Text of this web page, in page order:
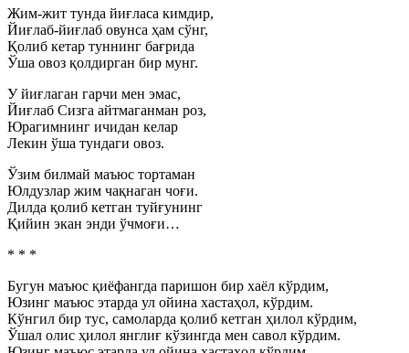
Жим-жит тунда йиғласа кимдир,
Йиғлаб-йиғлаб овунса ҳам сўнг,
Қолиб кетар туннинг бағрида
Ўша овоз қолдирган бир мунг.
У йиғлаган гарчи мен эмас,
Йиғлаб Сизга айтмаганман роз,
Юрагимнинг ичидан келар
Лекин ўша тундаги овоз.
Ўзим билмай маъюс тортаман
Юлдузлар жим чақнаган чоғи.
Дилда қолиб кетган туйғунинг
Қийин экан энди ўчмоғи…
* * *
Бугун маъюс қиёфангда паришон бир хаёл кўрдим,
Юзинг маъюс этарда ул ойина хастаҳол, кўрдим.
Кўнгил бир тус, самоларда қолиб кетган ҳилол кўрдим,
Ўшал олис ҳилол янглиғ кўзингда мен савол кўрдим.